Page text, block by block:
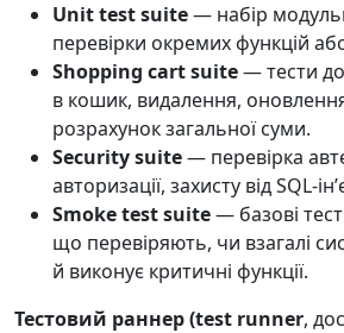
Unit test suite— набір
перевірки окремих функцій
Shopping cart suite— тести
в кошик, видалення, оновлення
розрахунок загальної суми.
Security suite— перевірка
авторизації, захисту від SQL-
Smoke test suite— базові
що перевіряють, чи взагалі
й виконує критичні функції.
Тестовий раннер (test runner,